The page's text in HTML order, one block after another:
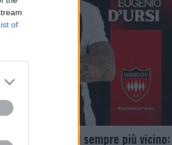
of
D’Ursi sempre più vicino: